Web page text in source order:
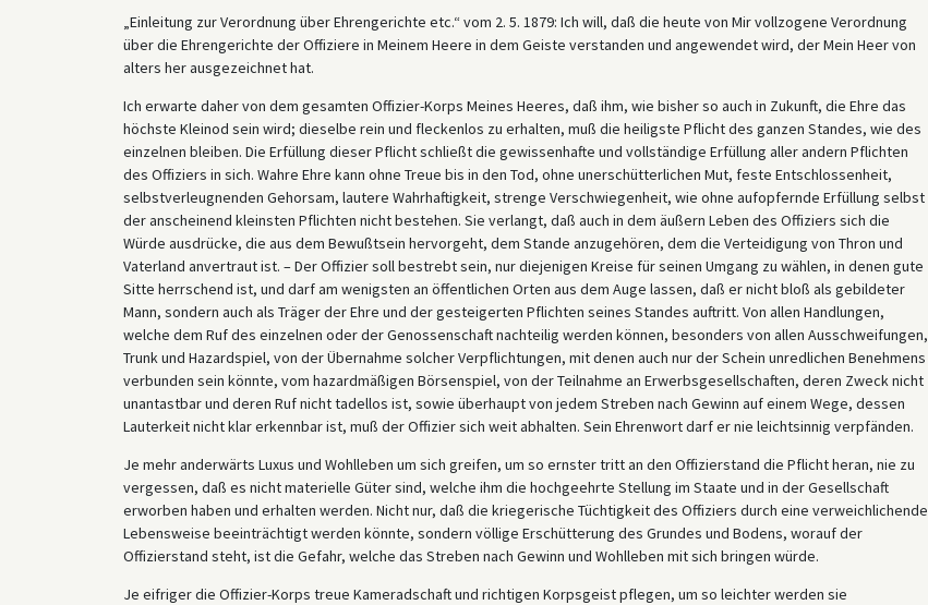
„Einleitung zur Verordnung über Ehrengerichte etc.“ vom 2. 5. 1879: Ich will, daß die heute von Mir vollzogene Verordnung
über die Ehrengerichte der Offiziere in Meinem Heere in dem Geiste verstanden und angewendet wird, der Mein Heer von
alters her ausgezeichnet hat.
Ich erwarte daher von dem gesamten Offizier-Korps Meines Heeres, daß ihm, wie bisher so auch in Zukunft, die Ehre das
höchste Kleinod sein wird; dieselbe rein und fleckenlos zu erhalten, muß die heiligste Pflicht des ganzen Standes, wie des
einzelnen bleiben. Die Erfüllung dieser Pflicht schließt die gewissenhafte und vollständige Erfüllung aller andern Pflichten
des Offiziers in sich. Wahre Ehre kann ohne Treue bis in den Tod, ohne unerschütterlichen Mut, feste Entschlossenheit,
selbstverleugnenden Gehorsam, lautere Wahrhaftigkeit, strenge Verschwiegenheit, wie ohne aufopfernde Erfüllung selbst
der anscheinend kleinsten Pflichten nicht bestehen. Sie verlangt, daß auch in dem äußern Leben des Offiziers sich die
Würde ausdrücke, die aus dem Bewußtsein hervorgeht, dem Stande anzugehören, dem die Verteidigung von Thron und
Vaterland anvertraut ist. – Der Offizier soll bestrebt sein, nur diejenigen Kreise für seinen Umgang zu wählen, in denen gute
Sitte herrschend ist, und darf am wenigsten an öffentlichen Orten aus dem Auge lassen, daß er nicht bloß als gebildeter
Mann, sondern auch als Träger der Ehre und der gesteigerten Pflichten seines Standes auftritt. Von allen Handlungen,
welche dem Ruf des einzelnen oder der Genossenschaft nachteilig werden können, besonders von allen Ausschweifungen,
Trunk und Hazardspiel, von der Übernahme solcher Verpflichtungen, mit denen auch nur der Schein unredlichen Benehmens
verbunden sein könnte, vom hazardmäßigen Börsenspiel, von der Teilnahme an Erwerbsgesellschaften, deren Zweck nicht
unantastbar und deren Ruf nicht tadellos ist, sowie überhaupt von jedem Streben nach Gewinn auf einem Wege, dessen
Lauterkeit nicht klar erkennbar ist, muß der Offizier sich weit abhalten. Sein Ehrenwort darf er nie leichtsinnig verpfänden.
Je mehr anderwärts Luxus und Wohlleben um sich greifen, um so ernster tritt an den Offizierstand die Pflicht heran, nie zu
vergessen, daß es nicht materielle Güter sind, welche ihm die hochgeehrte Stellung im Staate und in der Gesellschaft
erworben haben und erhalten werden. Nicht nur, daß die kriegerische Tüchtigkeit des Offiziers durch eine verweichlichende
Lebensweise beeinträchtigt werden könnte, sondern völlige Erschütterung des Grundes und Bodens, worauf der
Offizierstand steht, ist die Gefahr, welche das Streben nach Gewinn und Wohlleben mit sich bringen würde.
Je eifriger die Offizier-Korps treue Kameradschaft und richtigen Korpsgeist pflegen, um so leichter werden sie